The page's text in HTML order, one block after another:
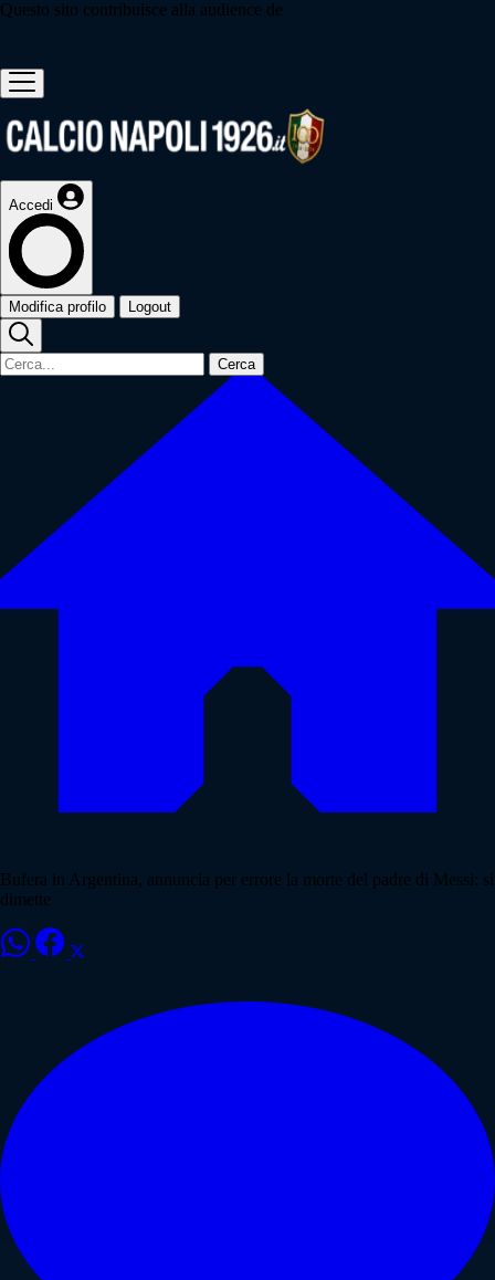
Questo sito contribuisce alla audience de
Accedi
Modifica profilo Logout
Cerca
Bufera in Argentina, annuncia per errore la morte del padre di Messi: si
dimette